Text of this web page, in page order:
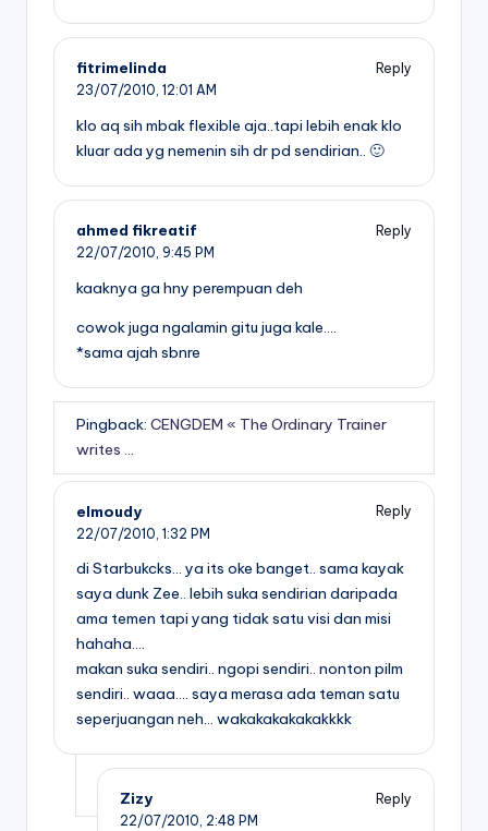
fitrimelinda
Reply
23/07/2010, 12:01 AM
klo aq sih mbak flexible aja..tapi lebih enak klo
kluar ada yg nemenin sih dr pd sendirian.. 🙂
ahmed fikreatif
Reply
22/07/2010, 9:45 PM
kaaknya ga hny perempuan deh
cowok juga ngalamin gitu juga kale….
*sama ajah sbnre
Pingback: CENGDEM « The Ordinary Trainer
writes …
elmoudy
Reply
22/07/2010, 1:32 PM
di Starbukcks… ya its oke banget.. sama kayak
saya dunk Zee.. lebih suka sendirian daripada
ama temen tapi yang tidak satu visi dan misi
hahaha….
makan suka sendiri.. ngopi sendiri.. nonton pilm
sendiri.. waaa…. saya merasa ada teman satu
seperjuangan neh… wakakakakakakkkk
Zizy
Reply
22/07/2010, 2:48 PM